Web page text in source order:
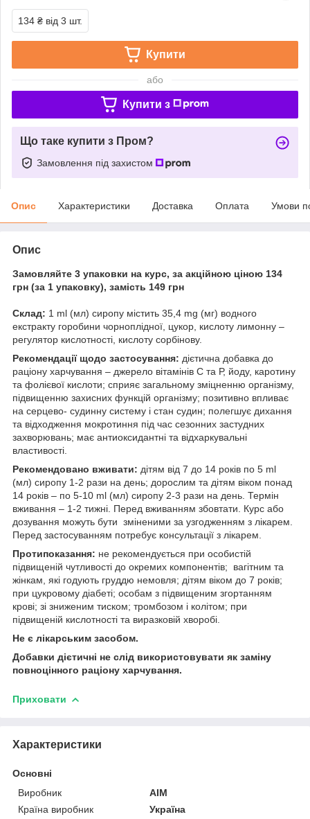
134 ₴ від 3 шт.
Купити
або
Купити з
Що таке купити з Пром?
Замовлення під захистом
Опис Характеристики Доставка Оплата Умови
Опис
Замовляйте 3 упаковки на курс, за акційною ціною 134
грн (за 1 упаковку), замість 149 грн
Склад: 1 ml (мл) сиропу містить 35,4 mg (мг) водного
екстракту горобини чорноплідної, цукор, кислоту лимонну –
регулятор кислотності, кислоту сорбінову.
Рекомендації щодо застосування: дієтична добавка до
раціону харчування – джерело вітамінів С та Р, йоду, каротину
та фолієвої кислоти; сприяє загальному зміцненню організму,
підвищенню захисних функцій організму; позитивно впливає
на серцево- судинну систему і стан судин; полегшує дихання
та відходження мокротиння під час сезонних застудних
захворювань; має антиоксидантні та відхаркувальні
властивості.
Рекомендовано вживати: дітям від 7 до 14 років по 5 ml
(мл) сиропу 1-2 рази на день; дорослим та дітям віком понад
14 років – по 5-10 ml (мл) сиропу 2-3 рази на день. Термін
вживання – 1-2 тижні. Перед вживанням збовтати. Курс або
дозування можуть бути зміненими за узгодженням з лікарем.
Перед застосуванням потребує консультації з лікарем.
Протипоказання: не рекомендується при особистій
підвищеній чутливості до окремих компонентів; вагітним та
жінкам, які годують груддю немовля; дітям віком до 7 років;
при цукровому діабеті; особам з підвищеним згортанням
крові; зі зниженим тиском; тромбозом і колітом; при
підвищеній кислотності та виразковій хворобі.
Не є лікарським засобом.
Добавки дієтичні не слід використовувати як заміну
повноцінного раціону харчування.
Приховати
Характеристики
Основні
Виробник
AIM
Країна виробник
Україна